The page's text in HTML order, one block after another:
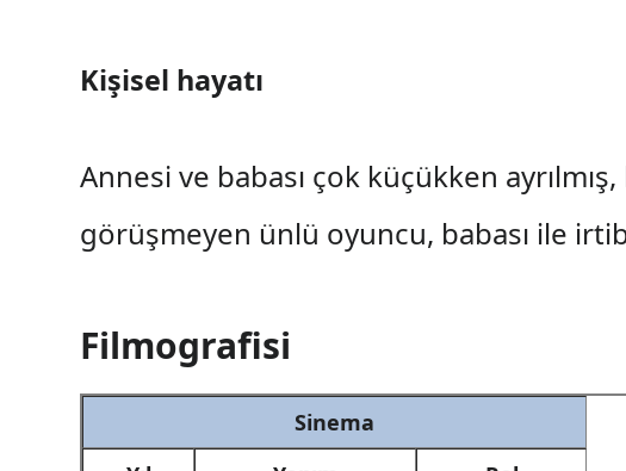
Kişisel hayatı
Annesi ve babası çok küçükken
görüşmeyen ünlü oyuncu, babası ile
Filmografisi
Sinema